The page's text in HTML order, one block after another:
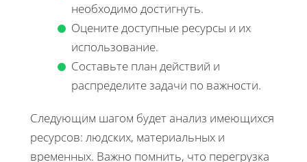
необходимо достигнуть.
Оцените доступные ресурсы и их
использование.
Составьте план действий и
распределите задачи по важности.
Следующим шагом будет анализ имеющихся
ресурсов: людских, материальных и
временных. Важно помнить, что перегрузка